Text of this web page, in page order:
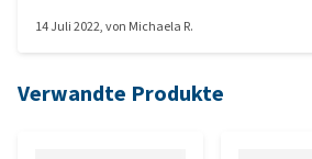
Belohnung, aber in unserem Fall fürs
14 Juli 2022, von Michaela R.
Verwandte Produkte